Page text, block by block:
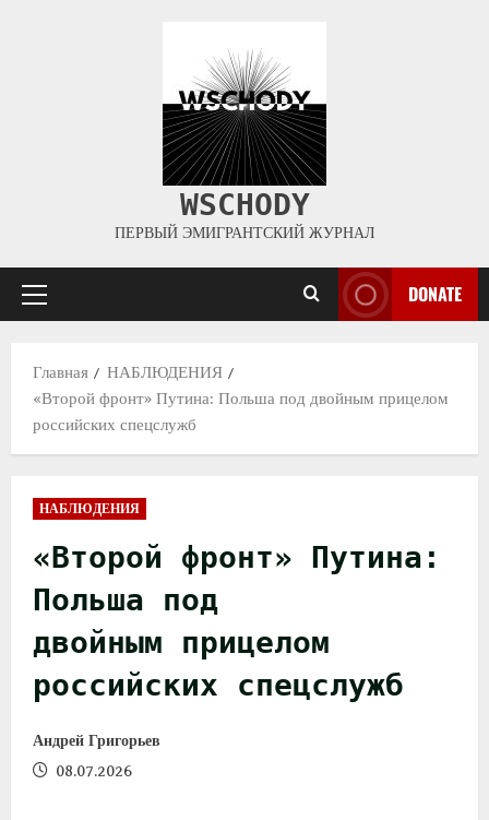
WSCHODY
ПЕРВЫЙ ЭМИГРАНТСКИЙ ЖУРНАЛ
DONATE
Главная
НАБЛЮДЕНИЯ
«Второй фронт» Путина: Польша под двойным прицелом
российских спецслужб
НАБЛЮДЕНИЯ
«Второй фронт» Путина:
Польша под
двойным прицелом
российских спецслужб
Андрей Григорьев
08.07.2026